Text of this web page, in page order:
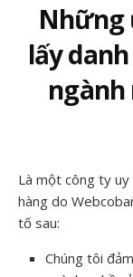
Những
lấy
ngành
Là một công ty uy
hàng do
tố sau:
Chúng tôi